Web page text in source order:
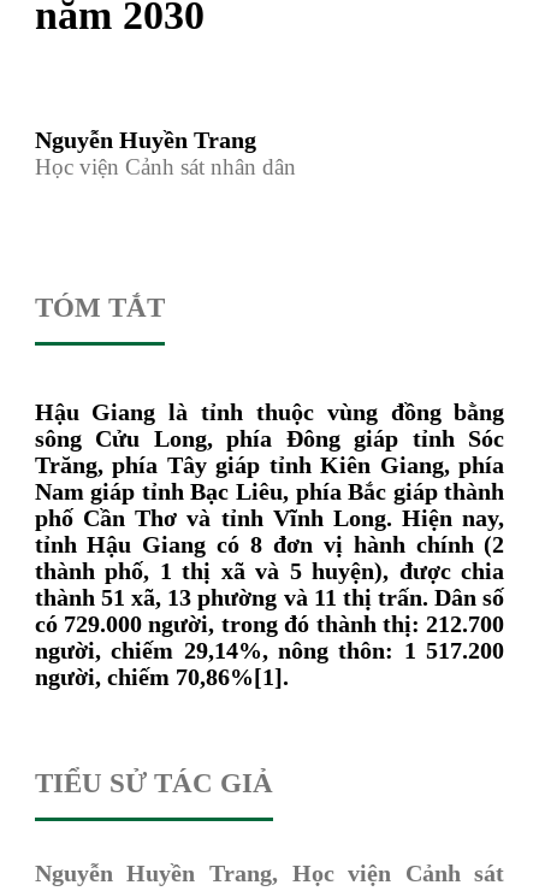
năm 2030
Nguyễn Huyền Trang
Học viện Cảnh sát nhân dân
TÓM TẮT
Hậu Giang là tỉnh thuộc vùng đồng bằng
sông Cửu Long, phía Đông giáp tỉnh Sóc
Trăng, phía Tây giáp tỉnh Kiên Giang, phía
Nam giáp tỉnh Bạc Liêu, phía Bắc giáp thành
phố Cần Thơ và tỉnh Vĩnh Long. Hiện nay,
tỉnh Hậu Giang có 8 đơn vị hành chính (2
thành phố, 1 thị xã và 5 huyện), được chia
thành 51 xã, 13 phường và 11 thị trấn. Dân số
có 729.000 người, trong đó thành thị: 212.700
người, chiếm 29,14%, nông thôn: 1 517.200
người, chiếm 70,86%[1].
TIỂU SỬ TÁC GIẢ
Nguyễn Huyền Trang, Học viện Cảnh sát